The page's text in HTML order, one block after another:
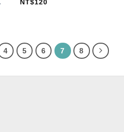
NT$120
4 5 6 7 8